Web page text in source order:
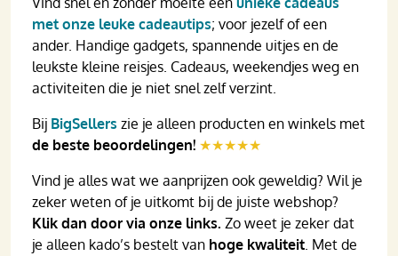
met onze leuke cadeautips; voor jezelf of een
ander. Handige gadgets, spannende uitjes en de
leukste kleine reisjes. Cadeaus, weekendjes weg en
activiteiten die je niet snel zelf verzint.
Bij BigSellers zie je alleen producten en winkels met
de beste beoordelingen! ★★★★★
Vind je alles wat we aanprijzen ook geweldig? Wil je
zeker weten of je uitkomt bij de juiste webshop?
Klik dan door via onze links. Zo weet je zeker dat
je alleen kado’s bestelt van hoge kwaliteit . Met de